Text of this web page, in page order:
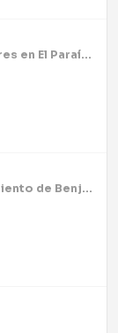
Isla Paraíso • Crisis de amores en El Paraíso
Verdades ocultas • El sufrimiento de Benjamín tras abrir los ojos